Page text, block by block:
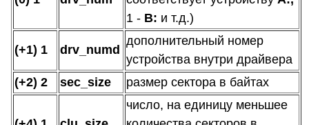
1 - В: и т.д.)
(+1) 1 drv_numd
дополнительный номер
устройства внутри драйвера
(+2) 2
sec_size размер сектора в байтах
число, на единицу меньшее